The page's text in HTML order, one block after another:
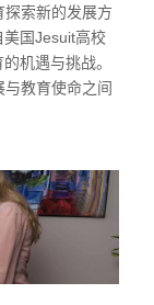
探索新的发展方
美国Jesuit高校
机遇与挑战。
教育使命之间